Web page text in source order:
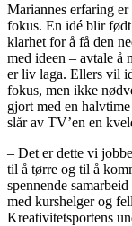
Mariannes erfaring
fokus. En idé blir
klarhet for å få den
med ideen – avtale å
er liv laga. Ellers vil
fokus, men ikke
gjort med en
slår av TV’en en
– Det er dette vi
til å tørre og til å
spennende
med kurshelger og
Kreativitetsportens